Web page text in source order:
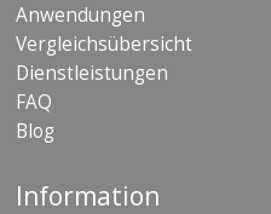
Anwendungen
Vergleichsübersicht
Dienstleistungen
FAQ
Blog
Information